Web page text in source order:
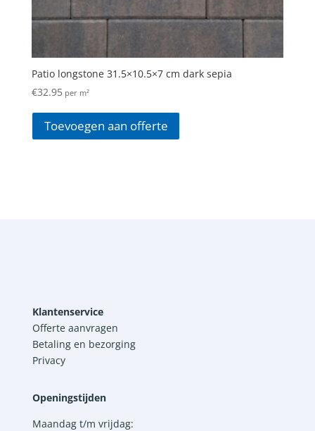
Patio longstone 31.5×10.5×7 cm dark sepia
€32.95per m²
Toevoegen aan offerte
Klantenservice
Offerte aanvragen
Betaling en bezorging
Privacy
Openingstijden
Maandag t/m vrijdag: